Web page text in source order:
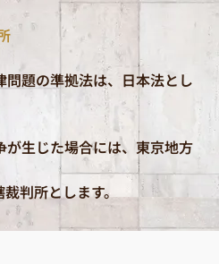
題の準拠法は、日本法とし
生じた場合には、東京地方
判所とします。